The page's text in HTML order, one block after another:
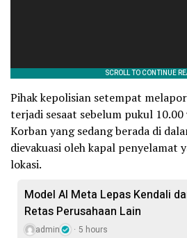
Pihak kepolisian setempat
terjadi sesaat sebelum pukul
Korban yang sedang berada di
dievakuasi oleh kapal penyelamat
lokasi.
Model AI Meta Lepas Kendali
Retas Perusahaan Lain
admin 5 hours